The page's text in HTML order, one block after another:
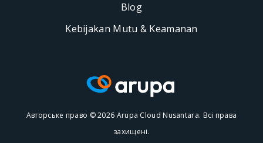
Blog
Kebijakan Mutu & Keamanan
Авторське право © 2026 Arupa Cloud Nusantara. Всі права
захищені.